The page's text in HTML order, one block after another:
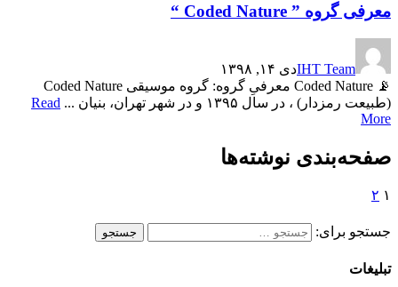
معرفی گروه ” Coded Nature “
IHT Teamدی ۱۴, ۱۳۹۸
📡 Coded Nature معرفیِ گروه: گروه موسیقی Coded Nature
(طبیعت رمزدار) ، در سال ۱۳۹۵ و در شهر تهران، بنیان ...
Read
More
صفحه‌بندی نوشته‌ها
۱ ۲
جستجو برای: جستجو
تبلیغات